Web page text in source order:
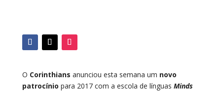
O Corinthians anunciou esta semana um novo
patrocínio para 2017 com a escola de línguas Minds